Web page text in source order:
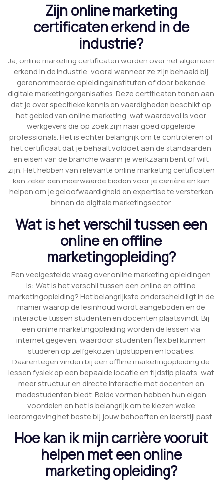
Zijn online marketing
certificaten erkend in de
industrie?
Ja, online marketing certificaten worden over het algemeen
erkend in de industrie, vooral wanneer ze zijn behaald bij
gerenommeerde opleidingsinstituten of door bekende
digitale marketingorganisaties. Deze certificaten tonen aan
dat je over specifieke kennis en vaardigheden beschikt op
het gebied van online marketing, wat waardevol is voor
werkgevers die op zoek zijn naar goed opgeleide
professionals. Het is echter belangrijk om te controleren of
het certificaat dat je behaalt voldoet aan de standaarden
en eisen van de branche waarin je werkzaam bent of wilt
zijn. Het hebben van relevante online marketing certificaten
kan zeker een meerwaarde bieden voor je carrière en kan
helpen om je geloofwaardigheid en expertise te versterken
binnen de digitale marketingsector.
Wat is het verschil tussen een
online en offline
marketingopleiding?
Een veelgestelde vraag over online marketing opleidingen
is: Wat is het verschil tussen een online en offline
marketingopleiding? Het belangrijkste onderscheid ligt in de
manier waarop de lesinhoud wordt aangeboden en de
interactie tussen studenten en docenten plaatsvindt. Bij
een online marketingopleiding worden de lessen via
internet gegeven, waardoor studenten flexibel kunnen
studeren op zelfgekozen tijdstippen en locaties.
Daarentegen vinden bij een offline marketingopleiding de
lessen fysiek op een bepaalde locatie en tijdstip plaats, wat
meer structuur en directe interactie met docenten en
medestudenten biedt. Beide vormen hebben hun eigen
voordelen en het is belangrijk om te kiezen welke
leeromgeving het beste bij jouw behoeften en leerstijl past.
Hoe kan ik mijn carrière vooruit
helpen met een online
marketing opleiding?